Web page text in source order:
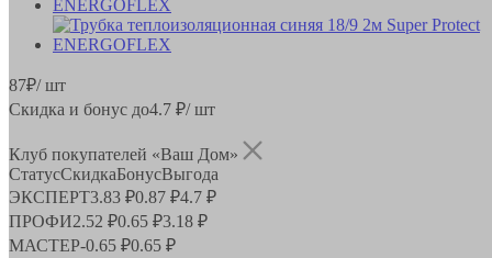
87₽/ шт
Скидка и бонус до4.7 ₽/ шт
Клуб покупателей «Ваш Дом»
СтатусСкидкаБонусВыгода
ЭКСПЕРТ3.83 ₽0.87 ₽4.7 ₽
ПРОФИ2.52 ₽0.65 ₽3.18 ₽
МАСТЕР-0.65 ₽0.65 ₽